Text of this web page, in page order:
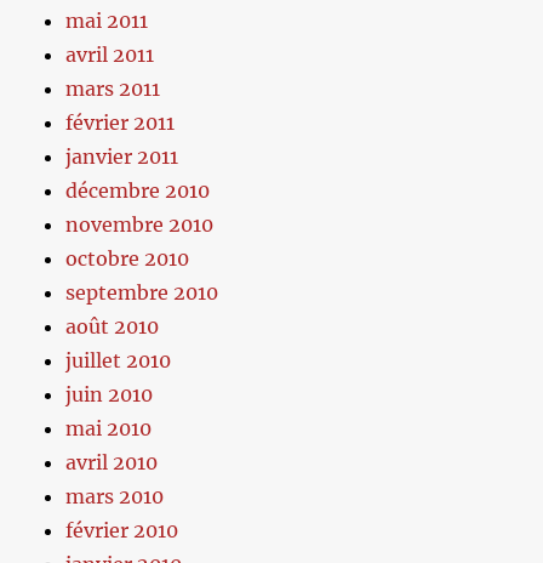
mai 2011
avril 2011
mars 2011
février 2011
janvier 2011
décembre 2010
novembre 2010
octobre 2010
septembre 2010
août 2010
juillet 2010
juin 2010
mai 2010
avril 2010
mars 2010
février 2010